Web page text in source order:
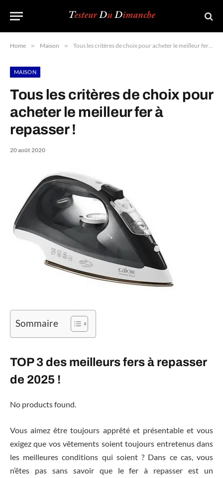
Home » Maison » Tous les critères de choix pour acheter le meilleur fer à repasser !
MAISON
Tous les critères de choix pour
acheter le meilleur fer à
repasser !
20 août 2020
Sommaire
TOP 3 des meilleurs fers à repasser
de 2025 !
No products found.
Vous aimez être toujours apprêté et présentable et vous
exigez que vos vêtements soient toujours entretenus dans
les meilleures conditions qui soient ? Dans ce cas, vous
n’êtes pas sans savoir que le fer à repasser est un